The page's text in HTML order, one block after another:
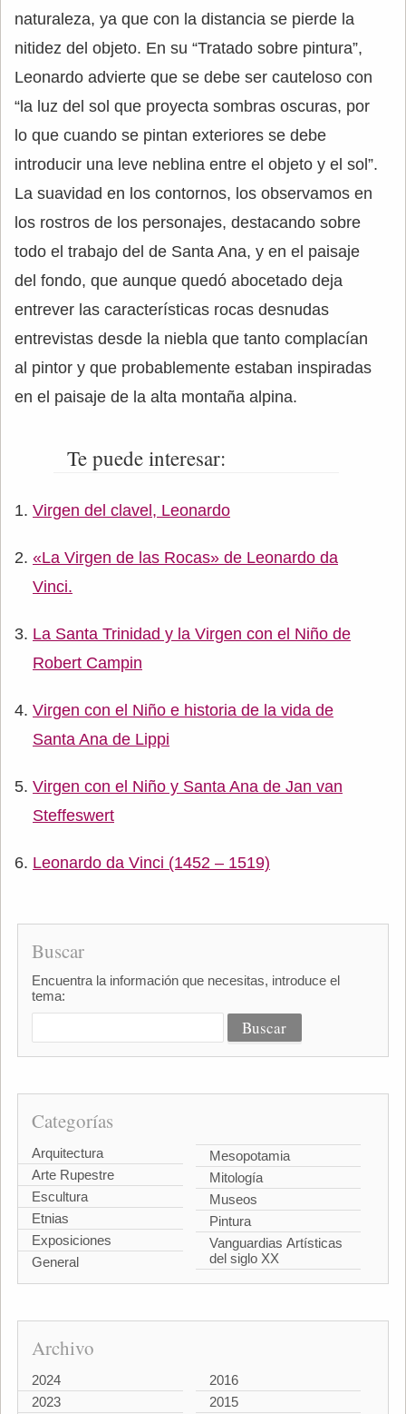
naturaleza, ya que con la distancia se pierde la
nitidez del objeto. En su “Tratado sobre pintura”,
Leonardo advierte que se debe ser cauteloso con
“la luz del sol que proyecta sombras oscuras, por
lo que cuando se pintan exteriores se debe
introducir una leve neblina entre el objeto y el sol”.
La suavidad en los contornos, los observamos en
los rostros de los personajes, destacando sobre
todo el trabajo del de Santa Ana, y en el paisaje
del fondo, que aunque quedó abocetado deja
entrever las características rocas desnudas
entrevistas desde la niebla que tanto complacían
al pintor y que probablemente estaban inspiradas
en el paisaje de la alta montaña alpina.
Te puede interesar:
Virgen del clavel, Leonardo
«La Virgen de las Rocas» de Leonardo da
Vinci.
La Santa Trinidad y la Virgen con el Niño de
Robert Campin
Virgen con el Niño e historia de la vida de
Santa Ana de Lippi
Virgen con el Niño y Santa Ana de Jan van
Steffeswert
Leonardo da Vinci (1452 – 1519)
Buscar
Encuentra la información que necesitas, introduce el
tema:
Categorías
Arquitectura
Arte Rupestre
Escultura
Etnias
Exposiciones
General
Mesopotamia
Mitología
Museos
Pintura
Vanguardias Artísticas
del siglo XX
Archivo
2024
2023
2016
2015